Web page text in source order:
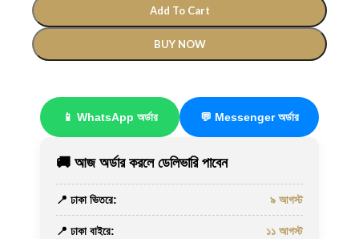
Add To Cart
BUY NOW
📱 WhatsApp অর্ডার 💬 Messenger অর্ডার
🚚 আজ অর্ডার করলে ডেলিভারি পাবেন
📍 ঢাকা ভিতরে: ৯ আগস্ট
📍 ঢাকা বাইরে: ১১ আগস্ট